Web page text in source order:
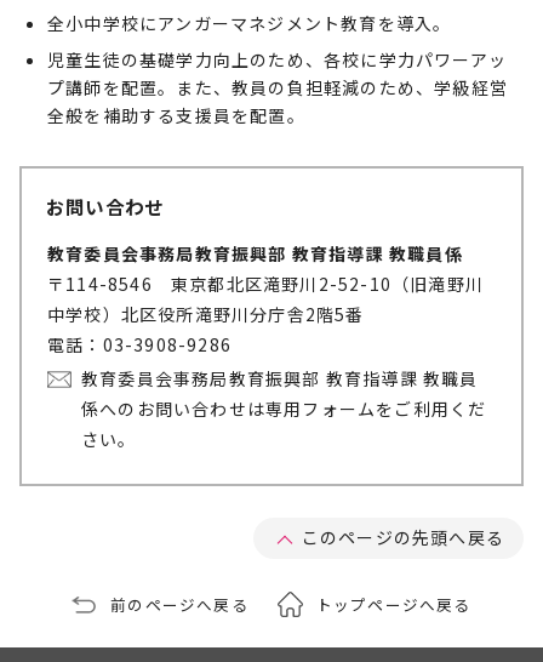
全小中学校にアンガーマネジメント教育を導入。
児童生徒の基礎学力向上のため、各校に学力パワーアッ
プ講師を配置。また、教員の負担軽減のため、学級経営
全般を補助する支援員を配置。
お問い合わせ
教育委員会事務局教育振興部 教育指導課 教職員係
〒114-8546 東京都北区滝野川2-52-10（旧滝野川
中学校）北区役所滝野川分庁舎2階5番
電話：03-3908-9286
教育委員会事務局教育振興部 教育指導課 教職員
係へのお問い合わせは専用フォームをご利用くだ
さい。
このページの先頭へ戻る
前のページへ戻る トップページへ戻る